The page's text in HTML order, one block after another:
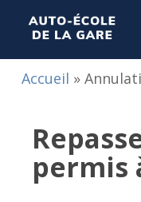
Accueil »
permis